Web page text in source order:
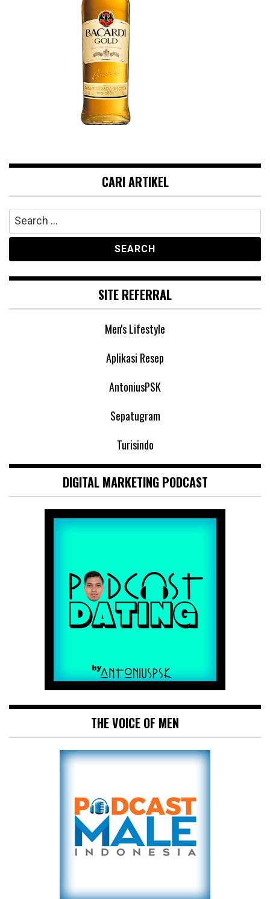
CARI ARTIKEL
Search
for:
SITE REFERRAL
Men's Lifestyle
Aplikasi Resep
AntoniusPSK
Sepatugram
Turisindo
DIGITAL MARKETING PODCAST
THE VOICE OF MEN